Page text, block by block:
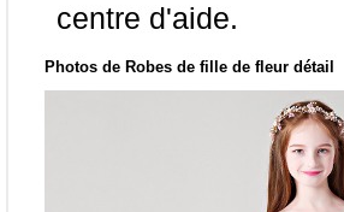
centre d'aide.
Photos de Robes de fille de fleur détail